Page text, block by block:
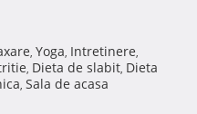
, Yoga, Intretinere,
, Dieta de slabit, Dieta
, Sala de acasa